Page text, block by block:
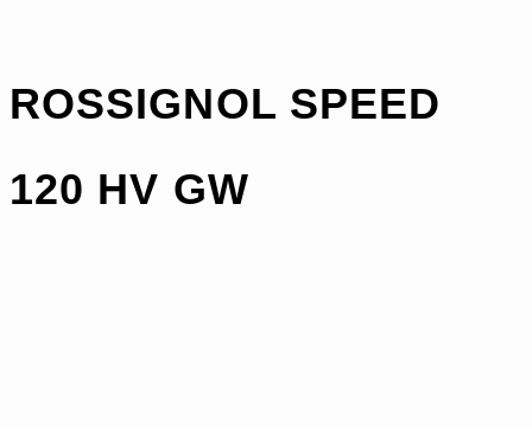
ROSSIGNOL SPEED
120 HV GW